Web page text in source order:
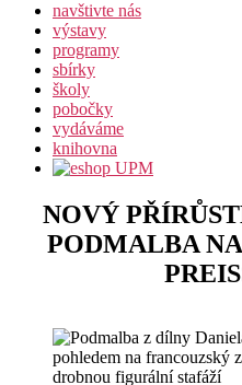
navštivte nás
výstavy
programy
sbírky
školy
pobočky
vydáváme
knihovna
NOVÝ
PODMALBA